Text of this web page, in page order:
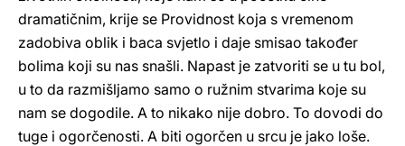
dramatičnim, krije se Providnost koja s vremenom
zadobiva oblik i baca svjetlo i daje smisao također
bolima koji su nas snašli. Napast je zatvoriti se u tu bol,
u to da razmišljamo samo o ružnim stvarima koje su
nam se dogodile. A to nikako nije dobro. To dovodi do
tuge i ogorčenosti. A biti ogorčen u srcu je jako loše.